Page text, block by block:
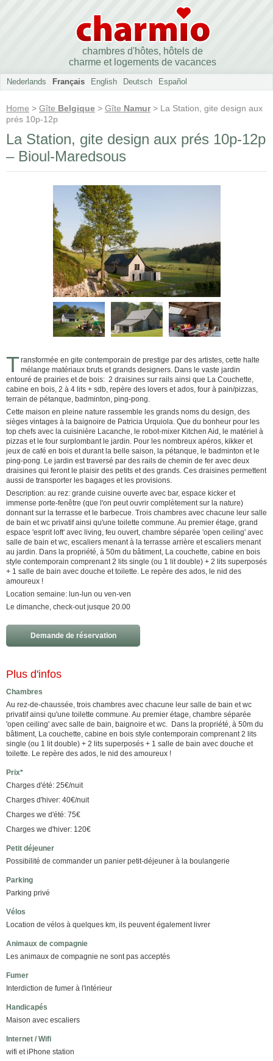
chambres d'hôtes, hôtels de
charme et logements de vacances
Nederlands Français English Deutsch Español
Home > Gîte Belgique > Gîte Namur> La Station, gite design aux
prés 10p-12p
La Station, gite design aux prés 10p-12p
– Bioul-Maredsous
Transformée en gite contemporain de prestige par des artistes, cette halte
mélange matériaux bruts et grands designers. Dans le vaste jardin
entouré de prairies et de bois: 2 draisines sur rails ainsi que La Couchette,
cabine en bois, 2 à 4 lits + sdb, repère des lovers et ados, four à pain/pizzas,
terrain de pétanque, badminton, ping-pong.
Cette maison en pleine nature rassemble les grands noms du design, des
sièges vintages à la baignoire de Patricia Urquiola. Que du bonheur pour les
top chefs avec la cuisinière Lacanche, le robot-mixer Kitchen Aid, le matériel à
pizzas et le four surplombant le jardin. Pour les nombreux apéros, kikker et
jeux de café en bois et durant la belle saison, la pétanque, le badminton et le
ping-pong. Le jardin est traversé par des rails de chemin de fer avec deux
draisines qui feront le plaisir des petits et des grands. Ces draisines permettent
aussi de transporter les bagages et les provisions.
Description: au rez: grande cuisine ouverte avec bar, espace kicker et
immense porte-fenêtre (que l'on peut ouvrir complètement sur la nature)
donnant sur la terrasse et le barbecue. Trois chambres avec chacune leur salle
de bain et wc privatif ainsi qu'une toilette commune. Au premier étage, grand
espace 'esprit loft' avec living, feu ouvert, chambre séparée 'open ceiling' avec
salle de bain et wc, escaliers menant à la terrasse arrière et escaliers menant
au jardin. Dans la propriété, à 50m du bâtiment, La couchette, cabine en bois
style contemporain comprenant 2 lits single (ou 1 lit double) + 2 lits superposés
+ 1 salle de bain avec douche et toilette. Le repère des ados, le nid des
amoureux !
Location semaine: lun-lun ou ven-ven
Le dimanche, check-out jusque 20.00
Demande de réservation
Plus d'infos
Chambres
Au rez-de-chaussée, trois chambres avec chacune leur salle de bain et wc
privatif ainsi qu'une toilette commune. Au premier étage, chambre séparée
'open ceiling' avec salle de bain, baignoire et wc. Dans la propriété, à 50m du
bâtiment, La couchette, cabine en bois style contemporain comprenant 2 lits
single (ou 1 lit double) + 2 lits superposés + 1 salle de bain avec douche et
toilette. Le repère des ados, le nid des amoureux !
Prix*
Charges d'été: 25€/nuit
Charges d'hiver: 40€/nuit
Charges we d'été: 75€
Charges we d'hiver: 120€
Petit déjeuner
Possibilité de commander un panier petit-déjeuner à la boulangerie
Parking
Parking privé
Vélos
Location de vélos à quelques km, ils peuvent également livrer
Animaux de compagnie
Les animaux de compagnie ne sont pas acceptés
Fumer
Interdiction de fumer à l'intérieur
Handicapés
Maison avec escaliers
Internet / Wifi
wifi et iPhone station